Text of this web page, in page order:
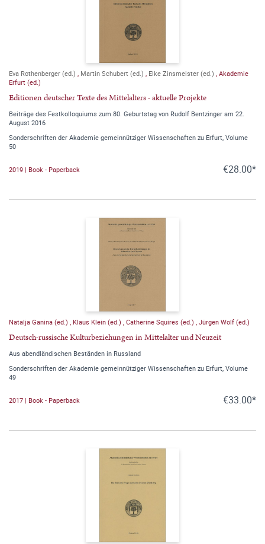
Eva Rothenberger (ed.) , Martin Schubert (ed.) , Elke Zinsmeister (ed.) , Akademie
Erfurt (ed.)
Editionen deutscher Texte des Mittelalters - aktuelle Projekte
Beiträge des Festkolloquiums zum 80. Geburtstag von Rudolf Bentzinger am 22.
August 2016
Sonderschriften der Akademie gemeinnütziger Wissenschaften zu Erfurt, Volume
50
2019 | Book - Paperback €28.00*
Natalja Ganina (ed.) , Klaus Klein (ed.) , Catherine Squires (ed.) , Jürgen Wolf (ed.)
Deutsch-russische Kulturbeziehungen in Mittelalter und Neuzeit
Aus abendländischen Beständen in Russland
Sonderschriften der Akademie gemeinnütziger Wissenschaften zu Erfurt, Volume
49
2017 | Book - Paperback €33.00*